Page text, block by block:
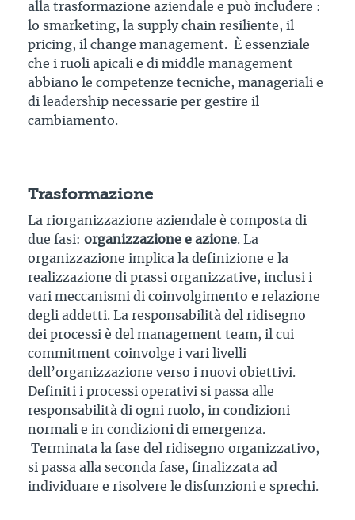
alla trasformazione aziendale e può includere :
lo smarketing, la supply chain resiliente, il
pricing, il change management. È essenziale
che i ruoli apicali e di middle management
abbiano le competenze tecniche, manageriali e
di leadership necessarie per gestire il
cambiamento.
Trasformazione
La riorganizzazione aziendale è composta di
due fasi: organizzazione e azione. La
organizzazione implica la definizione e la
realizzazione di prassi organizzative, inclusi i
vari meccanismi di coinvolgimento e relazione
degli addetti. La responsabilità del ridisegno
dei processi è del management team, il cui
commitment coinvolge i vari livelli
dell’organizzazione verso i nuovi obiettivi.
Definiti i processi operativi si passa alle
responsabilità di ogni ruolo, in condizioni
normali e in condizioni di emergenza.
Terminata la fase del ridisegno organizzativo,
si passa alla seconda fase, finalizzata ad
individuare e risolvere le disfunzioni e sprechi.